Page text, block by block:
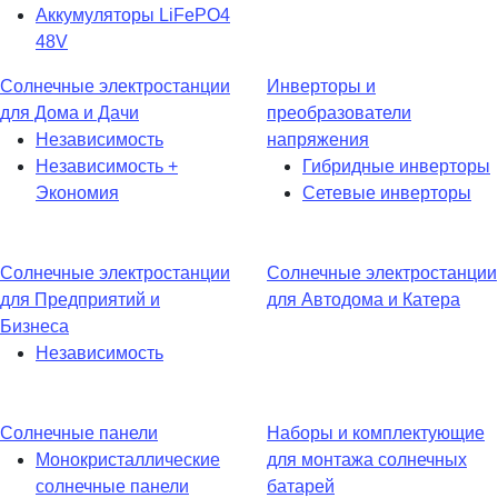
Аккумуляторы LiFePO4
48V
Солнечные электростанции
для Дома и Дачи
Независимость
Независимость +
Экономия
Инверторы и
преобразователи
напряжения
Гибридные инверторы
Сетевые инверторы
Солнечные электростанции
для Предприятий и
Бизнеса
Независимость
Солнечные электростанции
для Автодома и Катера
Солнечные панели
Монокристаллические
солнечные панели
Наборы и комплектующие
для монтажа солнечных
батарей